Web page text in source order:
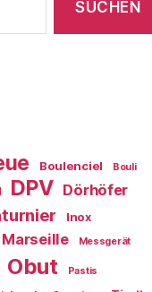
Boulenciel Bouli
DPV Dörhöfer
Inox
Marseille Messgerät
Obut Pastis